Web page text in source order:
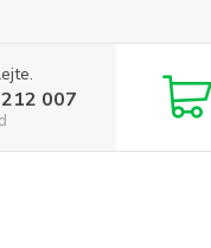
007